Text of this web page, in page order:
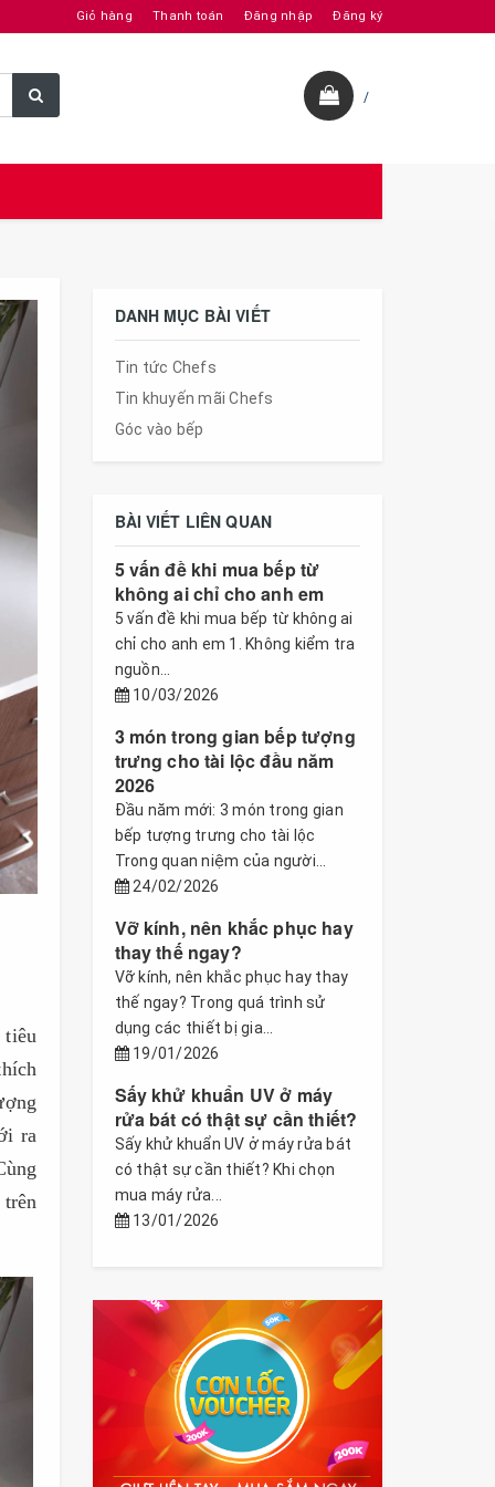
Giỏ hàng Thanh toán Đăng nhập Đăng ký
/
tiêu
ra
DANH MỤC BÀI VIẾT
Tin tức Chefs
Tin khuyến mãi Chefs
Góc vào bếp
BÀI VIẾT LIÊN QUAN
5 vấn đề khi mua bếp từ
không ai chỉ cho anh em
5 vấn đề khi mua bếp từ không ai
chỉ cho anh em 1. Không kiểm tra
nguồn...
10/03/2026
3 món trong gian bếp tượng
trưng cho tài lộc đầu năm
2026
Đầu năm mới: 3 món trong gian
bếp tượng trưng cho tài lộc
Trong quan niệm của người...
24/02/2026
Vỡ kính, nên khắc phục hay
thay thế ngay?
Vỡ kính, nên khắc phục hay thay
thế ngay? Trong quá trình sử
dụng các thiết bị gia...
19/01/2026
Sấy khử khuẩn UV ở máy
rửa bát có thật sự cần thiết?
Sấy khử khuẩn UV ở máy rửa bát
có thật sự cần thiết? Khi chọn
mua máy rửa...
13/01/2026